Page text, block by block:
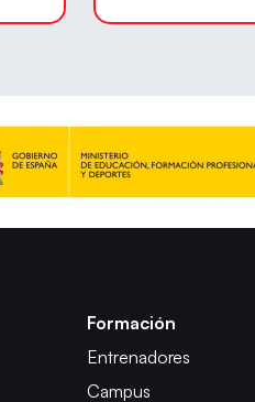
Formación
Entrenadores
Campus